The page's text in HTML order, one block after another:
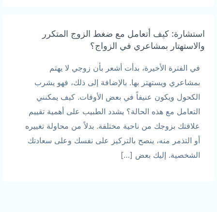
استشارة: كيف أتعامل مع ضغط الزوج المتكرر
والاستهتار بمشاعري في الزواج؟
في الفترة الأخيرة، بدأت أشعر بأن زوجي لا يهتم
بمشاعري ويستهتر بها. بالإضافة إلى ذلك، فهو يشرب
الكحول ويكون عنيفاً في بعض الأوقات. كيف يمكنني
التعامل مع هذه الحالة؟ يشدد الطبيب على أهمية تقييم
علاقتك بزوجك من ناحية مختلفة. بدلاً من محاولة تغييره
أو التذمر منه، ينصح بالتركيز على نفسك وعلى سعادتك
الشخصية. إليك بعض […]